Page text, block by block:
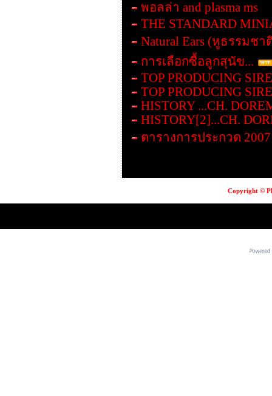
พอลล่า and plasma ms
THE STANDARD
Natural Ears (หูธรรมชา
การเลือกซื้อลูกสุนัข...
TOP PRODUCING
TOP PRODUCING
HISTORY ...CH.
HISTORY[2]...CH.
ตารางการประกวด 2007
Copyright ©